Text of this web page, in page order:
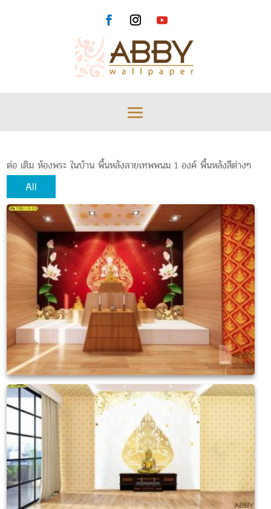
ต่อ เติม ห้องพระ ในบ้าน พื้นหลังลายเทพพนม 1 องค์ พื้นหลังสีต่างๆ
All